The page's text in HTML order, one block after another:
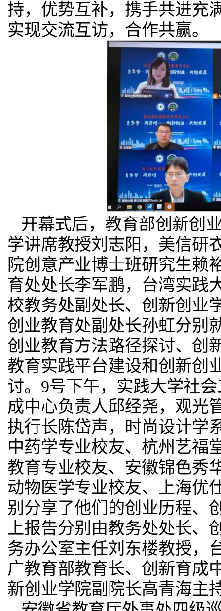
持，优势互补，携手共进充
实现交流互访，合作共赢。
开幕式后，教育部创新创
学讲席教授刘志阳，美信研
院创意产业博士班研究生赖
育处处长李军鹏，台湾实践
校教务处副处长、创新创业
创业教育处副处长孙虹分别
创业教育方法路径探讨、创
教育实践平台建设和创新创
讨。9号下午，实践大学社
成中心负责人邱经尧，观光
执行长陈岱声，时尚设计学
中药学专业校友、杭州艺福
教育专业校友、安徽锦色秀
动物医学专业校友、上海优
别分享了他们的创业历程、
上报告分别由教务处处长
务办公室主任刘东楼教授，
广教育部教育长、创新育成
新创业学院副院长高青海主